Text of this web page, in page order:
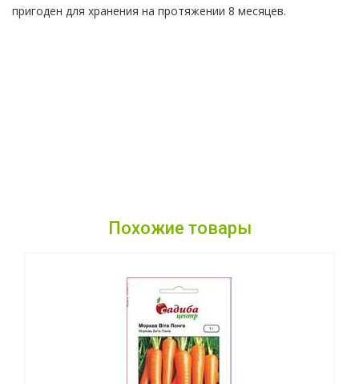
пригоден для хранения на протяжении 8 месяцев.
Похожие товары